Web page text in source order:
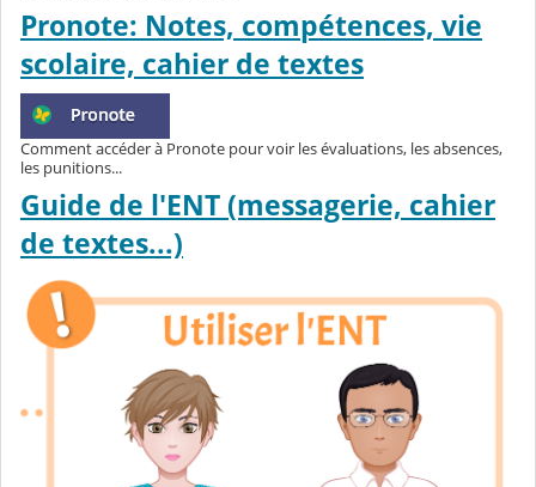
Pronote: Notes, compétences, vie
scolaire, cahier de textes
Comment accéder à Pronote pour voir les évaluations, les absences,
les punitions...
Guide de l'ENT (messagerie, cahier
de textes...)